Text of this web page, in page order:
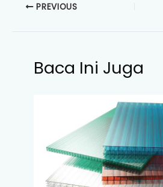
PREVIOUS
Baca Ini Juga